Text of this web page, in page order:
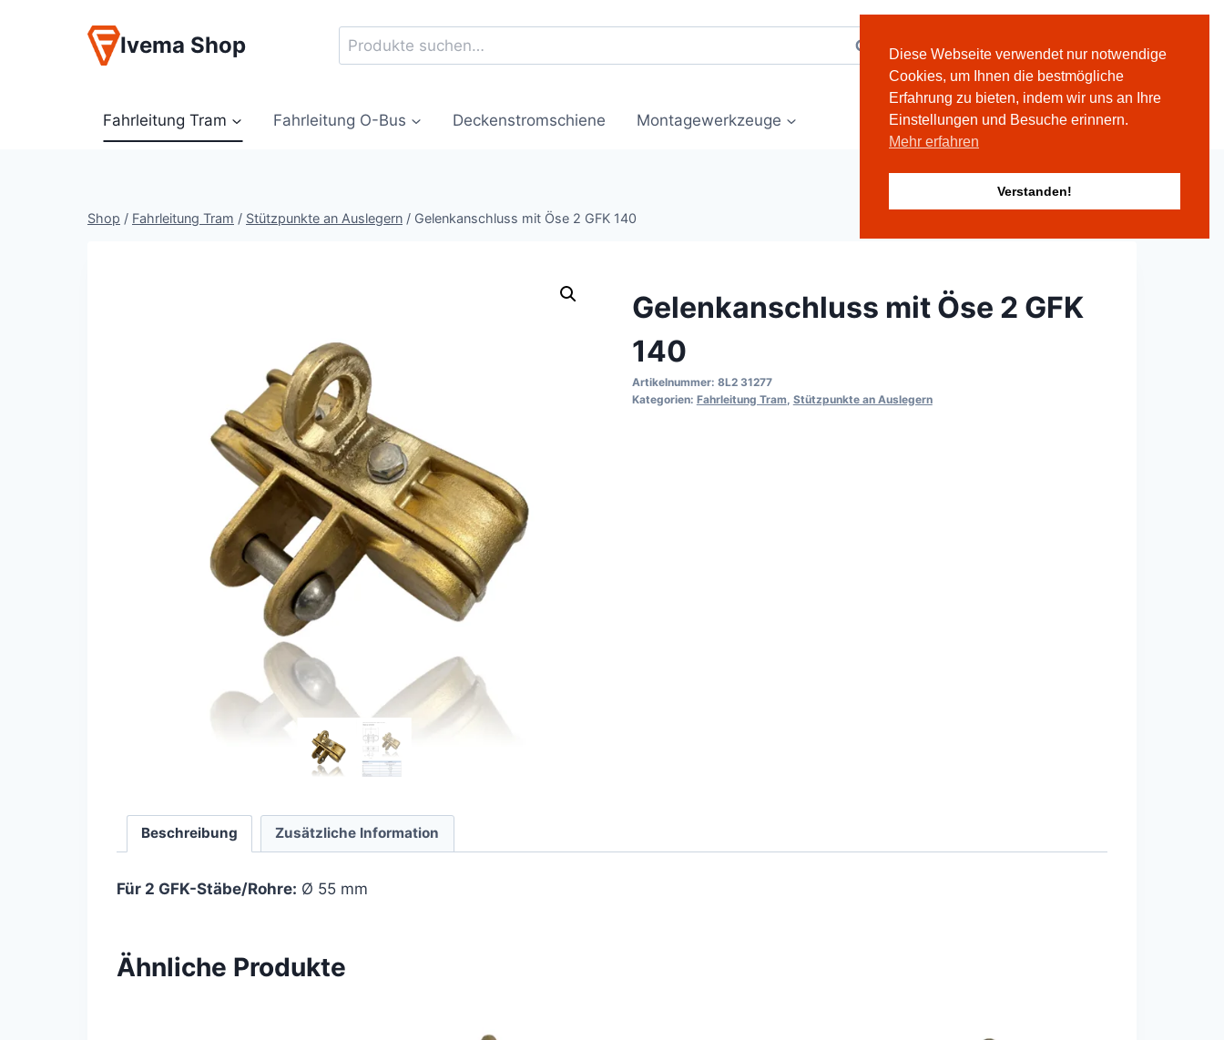
Ivema Shop
Suche
nach:
Suche Deutsch
Fahrleitung Tram Fahrleitung O-Bus Deckenstromschiene Montagewerkzeuge Kontakt
Shop / Fahrleitung Tram / Stützpunkte an Auslegern / Gelenkanschluss mit Öse 2 GFK 140
Gelenkanschluss mit Öse 2 GFK
140
Artikelnummer: 8L2 31277
Kategorien: Fahrleitung Tram, Stützpunkte an Auslegern
Beschreibung Zusätzliche Information
Für 2 GFK-Stäbe/Rohre: Ø 55 mm
Ähnliche Produkte
Diese Webseite verwendet nur notwendige
Cookies, um Ihnen die bestmögliche
Erfahrung zu bieten, indem wir uns an Ihre
Einstellungen und Besuche erinnern.
Mehr erfahren
Verstanden!